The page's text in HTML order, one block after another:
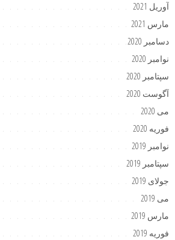
آوریل 2021
مارس 2021
دسامبر 2020
نوامبر 2020
سپتامبر 2020
آگوست 2020
می 2020
فوریه 2020
نوامبر 2019
سپتامبر 2019
جولای 2019
می 2019
مارس 2019
فوریه 2019